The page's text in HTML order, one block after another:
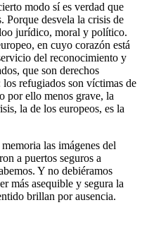
modo sí es verdad que
Porque desvela la crisis de
jurídico, moral y político.
en cuyo corazón está
del reconocimiento y
que son derechos
refugiados son víctimas de
por ello menos grave, la
la de los europeos, es la
las imágenes del
a puertos seguros a
Y no debiéramos
más asequible y segura la
brillan por ausencia.